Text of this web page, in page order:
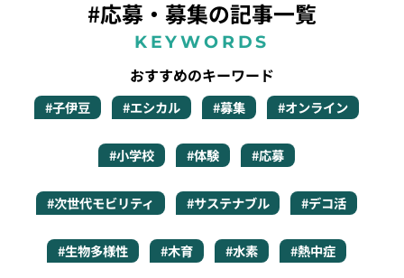
#応募・募集の記事一覧
KEYWORDS
おすすめのキーワード
#子伊豆 #エシカル #募集 #オンライン
#小学校 #体験 #応募
#次世代モビリティ #サステナブル #デコ活
#生物多様性 #木育 #水素 #熱中症